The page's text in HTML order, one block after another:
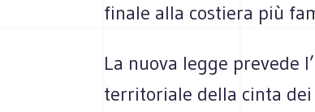
finale alla costiera più
La nuova legge prevede
territoriale della cinta